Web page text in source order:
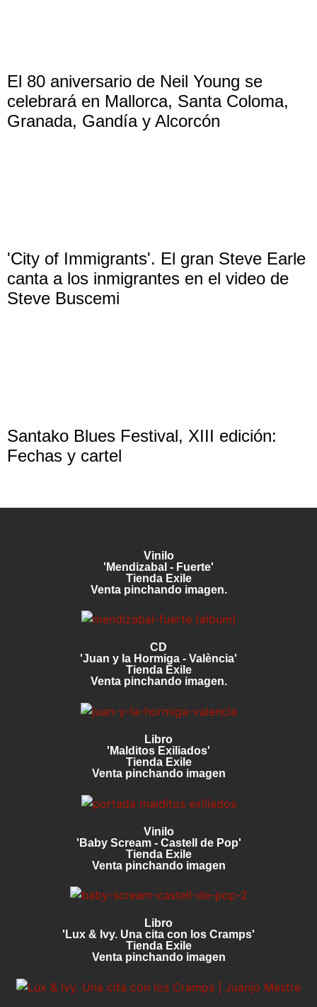
El 80 aniversario de Neil Young se
celebrará en Mallorca, Santa Coloma,
Granada, Gandía y Alcorcón
'City of Immigrants'. El gran Steve Earle
canta a los inmigrantes en el video de
Steve Buscemi
Santako Blues Festival, XIII edición:
Fechas y cartel
Vinilo
'Mendizabal - Fuerte'
Tienda Exile
Venta pinchando imagen.
CD
'Juan y la Hormiga - València'
Tienda Exile
Venta pinchando imagen.
Libro
'Malditos Exiliados'
Tienda Exile
Venta pinchando imagen
Vinilo
'Baby Scream - Castell de Pop'
Tienda Exile
Venta pinchando imagen
Libro
'Lux & Ivy. Una cita con los Cramps'
Tienda Exile
Venta pinchando imagen